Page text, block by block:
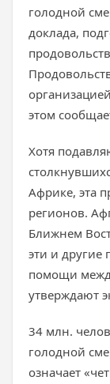
голодной
доклада,
этом
Хотя
Африке, эта
регионов.
Ближнем
эти и другие
помощи
утверждают
34 млн.
голодной
означает